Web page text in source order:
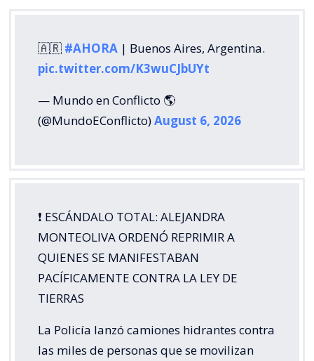
🇦🇷 #AHORA | Buenos Aires, Argentina.
pic.twitter.com/K3wuCJbUYt
— Mundo en Conflicto 🌎
(@MundoEConflicto)August 6, 2026
❗️ ESCÁNDALO TOTAL: ALEJANDRA
MONTEOLIVA ORDENÓ REPRIMIR A
QUIENES SE MANIFESTABAN
PACÍFICAMENTE CONTRA LA LEY DE
TIERRAS
La Policía lanzó camiones hidrantes contra
las miles de personas que se movilizan